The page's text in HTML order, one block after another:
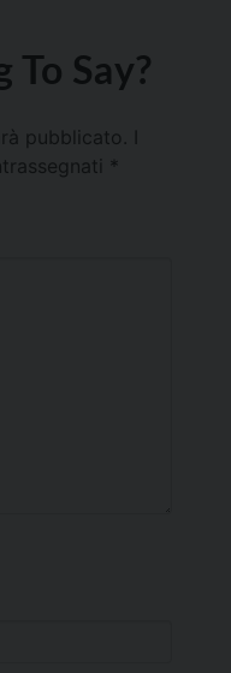
To Say?
pubblicato.
*